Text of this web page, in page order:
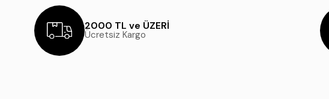
2000 TL ve ÜZERİ
Ücretsiz Kargo